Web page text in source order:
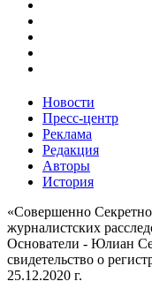
Новости
Пресс-центр
Реклама
Редакция
Авторы
История
«Совершенно
журналистских
Основатели - Юлиан
свидетельство о
25.12.2020 г.